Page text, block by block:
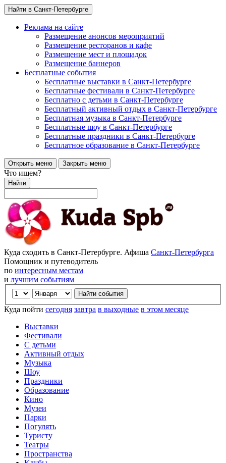
Найти в Санкт-Петербурге
Реклама на сайте
Размещение анонсов мероприятий
Размещение ресторанов и кафе
Размещение мест и площадок
Размещение баннеров
Бесплатные события
Бесплатные выставки в Санкт-Петербурге
Бесплатные фестивали в Санкт-Петербурге
Бесплатно с детьми в Санкт-Петербурге
Бесплатный активный отдых в Санкт-Петербурге
Бесплатная музыка в Санкт-Петербурге
Бесплатные шоу в Санкт-Петербурге
Бесплатные праздники в Санкт-Петербурге
Бесплатное образование в Санкт-Петербурге
Открыть меню Закрыть меню
Что ищем?
Найти
Куда сходить в Санкт-Петербурге. Афиша Санкт-Петербурга
Помощник и путеводитель
по интересным местам
и лучшим событиям
Куда пойти сегодня завтра в выходные в этом месяце
Выставки
Фестивали
С детьми
Активный отдых
Музыка
Шоу
Праздники
Образование
Кино
Музеи
Парки
Погулять
Туристу
Театры
Пространства